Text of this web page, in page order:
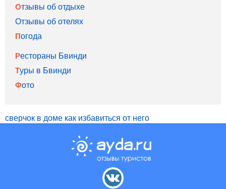
Отзывы об отдыхе
Отзывы об отелях
Погода
Рестораны Бвинди
Туры в Бвинди
Фото
сверчок в доме как избавиться от него